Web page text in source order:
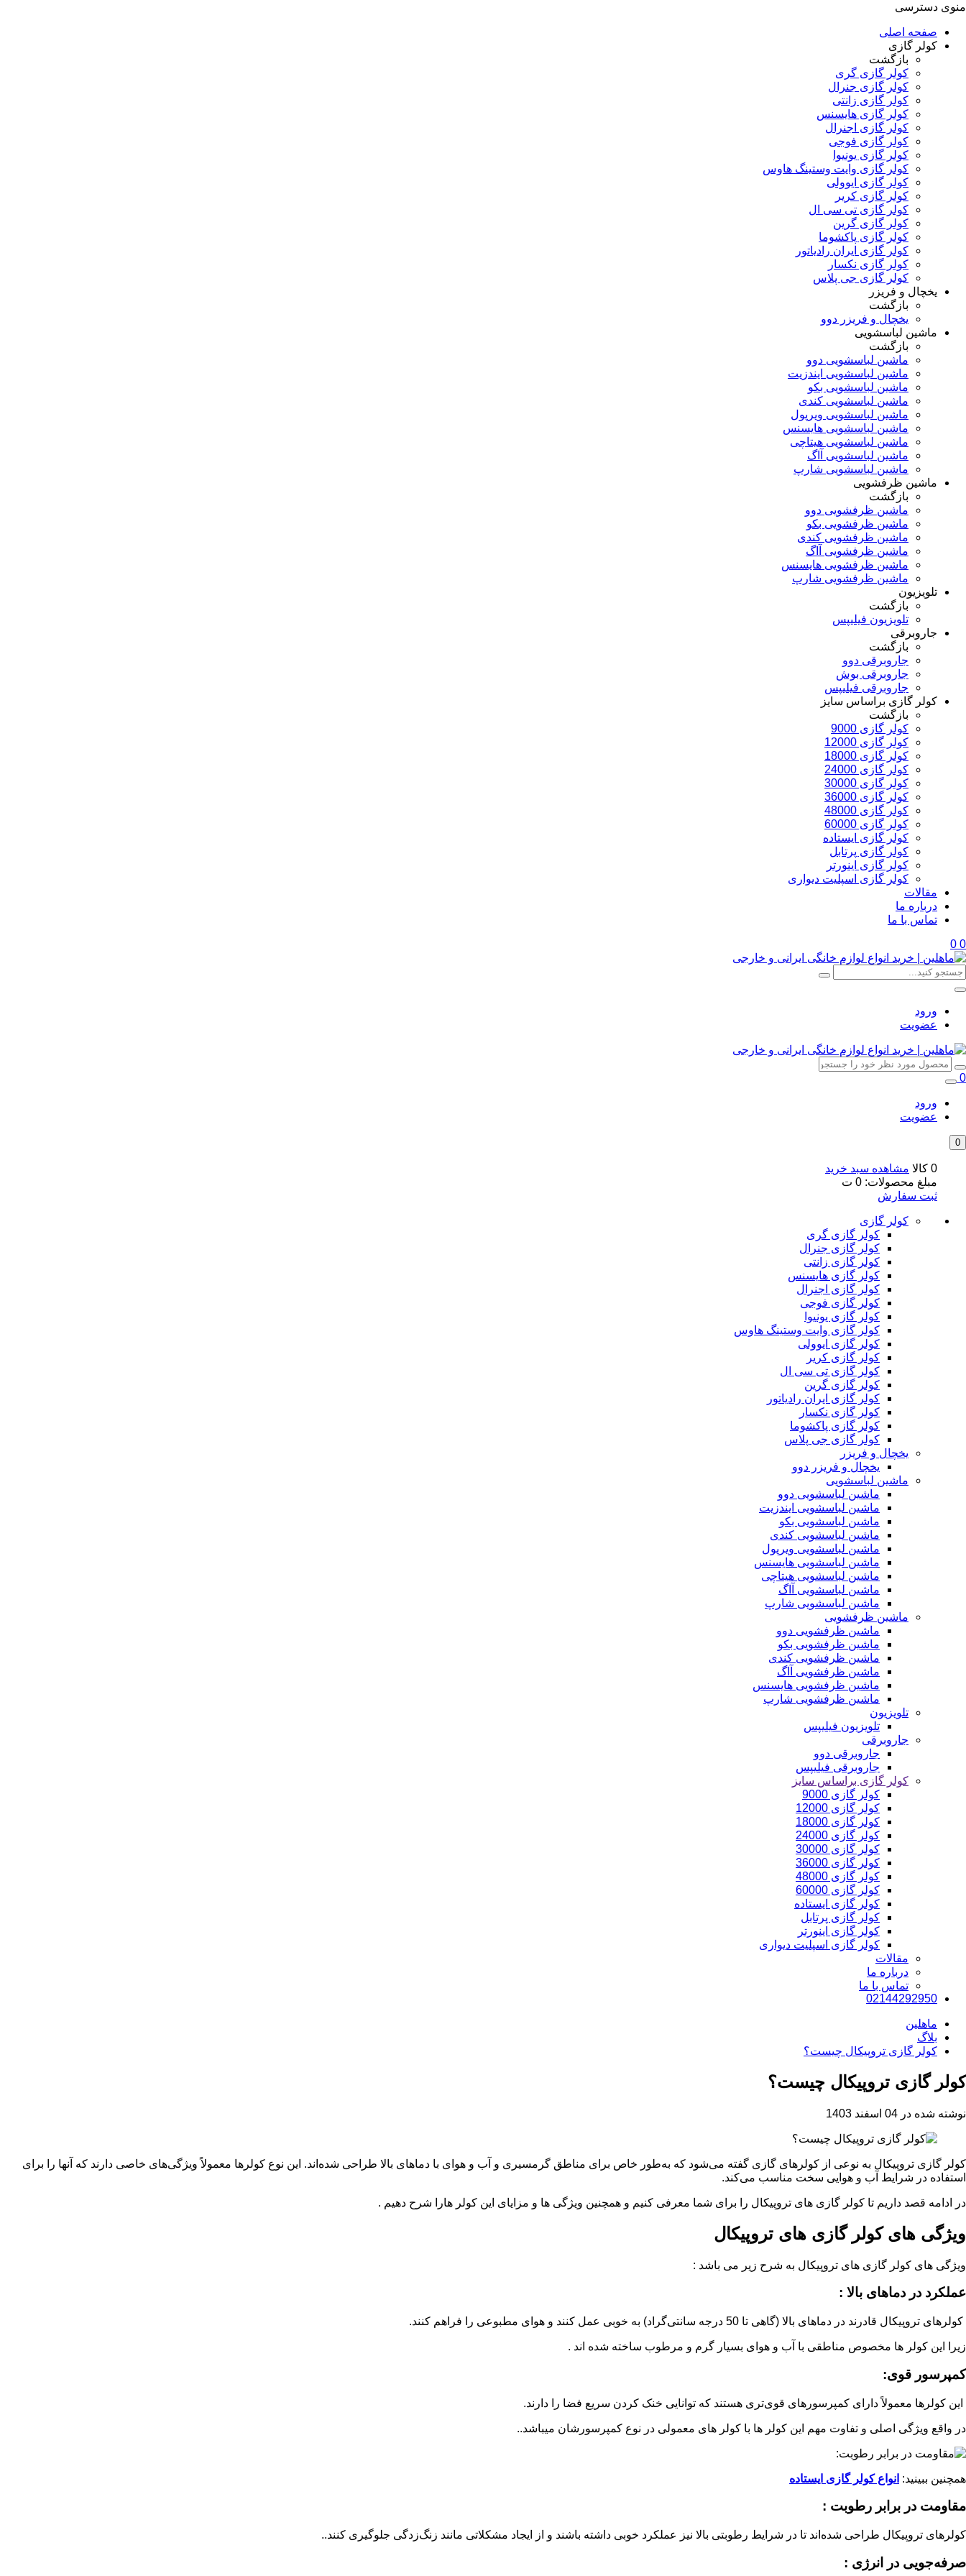
منوی دسترسی
صفحه اصلی
کولر گازی
بازگشت
کولر گازی گری
کولر گازی جنرال
کولر گازی زانتی
کولر گازی هایسنس
کولر گازی اجنرال
کولر گازی فوجی
کولر گازی یونیوا
کولر گازی وایت وستینگ هاوس
کولر گازی ایوولی
کولر گازی کریر
کولر گازی تی سی ال
کولر گازی گرین
کولر گازی پاکشوما
کولر گازی ایران رادیاتور
کولر گازی نکسار
کولر گازی جی پلاس
یخچال و فریزر
بازگشت
یخچال و فریزر دوو
ماشین لباسشویی
بازگشت
ماشین لباسشویی دوو
ماشین لباسشویی ایندزیت
ماشین لباسشویی بکو
ماشین لباسشویی کندی
ماشین لباسشویی ویرپول
ماشین لباسشویی هایسنس
ماشین لباسشویی هیتاچی
ماشین لباسشویی آاگ
ماشین لباسشویی شارپ
ماشین ظرفشویی
بازگشت
ماشین ظرفشویی دوو
ماشین ظرفشویی بکو
ماشین ظرفشویی کندی
ماشین ظرفشویی آاگ
ماشین ظرفشویی هایسنس
ماشین ظرفشویی شارپ
تلویزیون
بازگشت
تلویزیون فیلیپس
جاروبرقی
بازگشت
جاروبرقی دوو
جاروبرقی بوش
جاروبرقی فیلیپس
کولر گازی براساس سایز
بازگشت
کولر گازی 9000
کولر گازی 12000
کولر گازی 18000
کولر گازی 24000
کولر گازی 30000
کولر گازی 36000
کولر گازی 48000
کولر گازی 60000
کولر گازی ایستاده
کولر گازی پرتابل
کولر گازی اینورتر
کولر گازی اسپلیت دیواری
مقالات
درباره ما
تماس با ما
0
0
ورود
عضویت
0
ورود
عضویت
0
0 کالا
مشاهده سبد خرید
مبلغ محصولات: 0 ت
ثبت سفارش
کولر گازی
کولر گازی گری
کولر گازی جنرال
کولر گازی زانتی
کولر گازی هایسنس
کولر گازی اجنرال
کولر گازی فوجی
کولر گازی یونیوا
کولر گازی وایت وستینگ هاوس
کولر گازی ایوولی
کولر گازی کریر
کولر گازی تی سی ال
کولر گازی گرین
کولر گازی ایران رادیاتور
کولر گازی نکسار
کولر گازی پاکشوما
کولر گازی جی پلاس
یخچال و فریزر
یخچال و فریزر دوو
ماشین لباسشویی
ماشین لباسشویی دوو
ماشین لباسشویی ایندزیت
ماشین لباسشویی بکو
ماشین لباسشویی کندی
ماشین لباسشویی ویرپول
ماشین لباسشویی هایسنس
ماشین لباسشویی هیتاچی
ماشین لباسشویی آاگ
ماشین لباسشویی شارپ
ماشین ظرفشویی
ماشین ظرفشویی دوو
ماشین ظرفشویی بکو
ماشین ظرفشویی کندی
ماشین ظرفشویی آاگ
ماشین ظرفشویی هایسنس
ماشین ظرفشویی شارپ
تلویزیون
تلویزیون فیلیپس
جاروبرقی
جاروبرقی دوو
جاروبرقی فیلیپس
کولر گازی براساس سایز
کولر گازی 9000
کولر گازی 12000
کولر گازی 18000
کولر گازی 24000
کولر گازی 30000
کولر گازی 36000
کولر گازی 48000
کولر گازی 60000
کولر گازی ایستاده
کولر گازی پرتابل
کولر گازی اینورتر
کولر گازی اسپلیت دیواری
مقالات
درباره ما
تماس با ما
02144292950
ماهلین
بلاگ
کولر گازی تروپیکال چیست؟
کولر گازی تروپیکال چیست؟
نوشته شده در 04 اسفند 1403
کولر گازی تروپیکال به نوعی از کولرهای گازی گفته می‌شود که به‌طور خاص برای مناطق گرمسیری و آب و هوای با دماهای بالا طراحی شده‌اند. این نوع کولرها معمولاً ویژگی‌های خاصی دارند که آنها را برای
استفاده در شرایط آب و هوایی سخت مناسب می‌کند.
در ادامه قصد داریم تا کولر گازی های تروپیکال را برای شما معرفی کنیم و همچنین ویژگی ها و مزایای این کولر هارا شرح دهیم .
ویژگی های کولر گازی های تروپیکال
ویژگی های کولر گازی های تروپیکال به شرح زیر می باشد :
عملکرد در دماهای بالا :
کولرهای تروپیکال قادرند در دماهای بالا (گاهی تا 50 درجه سانتی‌گراد) به خوبی عمل کنند و هوای مطبوعی را فراهم کنند.
زیرا این کولر ها مخصوص مناطقی با آب و هوای بسیار گرم و مرطوب ساخته شده اند .
کمپرسور قوی:
این کولرها معمولاً دارای کمپرسورهای قوی‌تری هستند که توانایی خنک کردن سریع فضا را دارند.
در واقع ویژگی اصلی و تفاوت مهم این کولر ها با کولر های معمولی در نوع کمپرسورشان میباشد..
همچنین ببینید: انواع کولر گازی ایستاده
مقاومت در برابر رطوبت :
کولرهای تروپیکال طراحی شده‌اند تا در شرایط رطوبتی بالا نیز عملکرد خوبی داشته باشند و از ایجاد مشکلاتی مانند زنگ‌زدگی جلوگیری کنند..
صرفه‌جویی در انرژی :